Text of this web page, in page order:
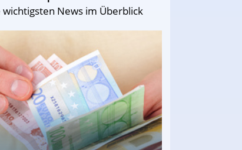
wichtigsten News im Überblick